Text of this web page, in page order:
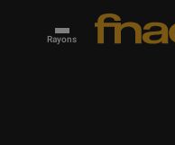
Rayons